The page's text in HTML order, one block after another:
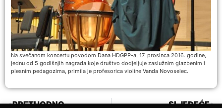
Na svečanom koncertu povodom Dana HDGPP-a, 17. prosinca 2016. godine,
jednu od 5 godišnjih nagrada koje društvo dodjeljuje zaslužnim glazbenim i
plesnim pedagozima, primila je profesorica violine Vanda Novoselec.
PRETHODNO SLJEDEĆE